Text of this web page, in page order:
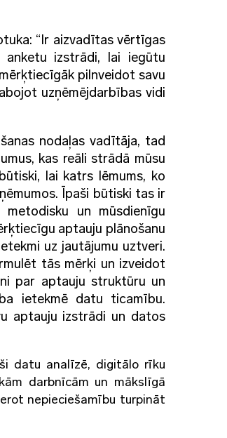
“Ir aizvadītas vērtīgas
anketu izstrādi, lai iegūtu
pilnveidot savu
uzņēmējdarbības vidi
nodaļas vadītāja, tad
kas reāli strādā mūsu
lai katrs lēmums, ko
Īpaši būtiski tas ir
un mūsdienīgu
aptauju plānošanu
uz jautājumu uztveri.
tās mērķi un izveidot
par aptauju struktūru un
ietekmē datu ticamību.
aptauju izstrādi un datos
datu analīzē, digitālo rīku
darbnīcām un mākslīgā
nepieciešamību turpināt